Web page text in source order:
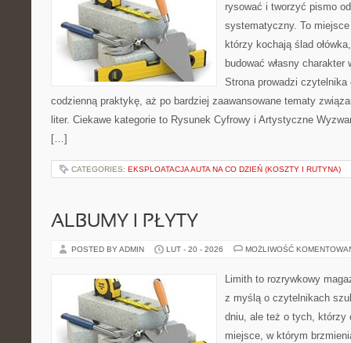
rysować i tworzyć pismo
systematyczny. To
którzy kochają ślad
budować własny
Strona prowadzi
codzienną praktykę, aż po bardziej zaawansowane tematy
liter. Ciekawe kategorie to Rysunek Cyfrowy i Artystyczne
[…]
CATEGORIES: EKSPLOATACJA AUTA NA CO DZIEŃ (KOSZTY I RUTYNA)
ALBUMY I PŁYTY
POSTED BY ADMIN LUT - 20 - 2026 MOŻLIWOŚĆ
Limith to rozrywkowy
z myślą o czytelnikach
dniu, ale też o tych, którzy
miejsce, w którym